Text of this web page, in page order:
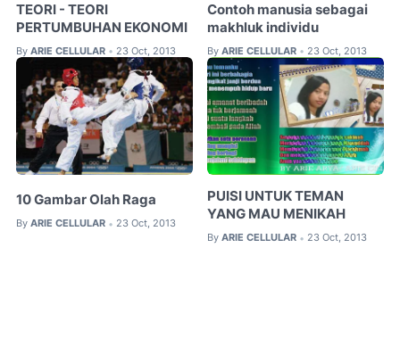
TEORI - TEORI
PERTUMBUHAN EKONOMI
By ARIE CELLULAR • 23 Oct, 2013
Contoh manusia sebagai
makhluk individu
By ARIE CELLULAR • 23 Oct, 2013
10 Gambar Olah Raga
By ARIE CELLULAR • 23 Oct, 2013
PUISI UNTUK TEMAN
YANG MAU MENIKAH
By ARIE CELLULAR • 23 Oct, 2013